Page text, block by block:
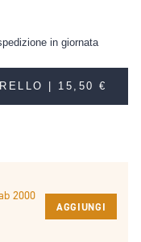
in giornata
| 15,50 €
2000
AGGIUNGI